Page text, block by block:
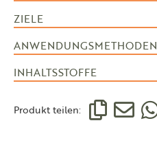
ZIELE
ANWENDUNGSMETHODEN
INHALTSSTOFFE
Produkt teilen: